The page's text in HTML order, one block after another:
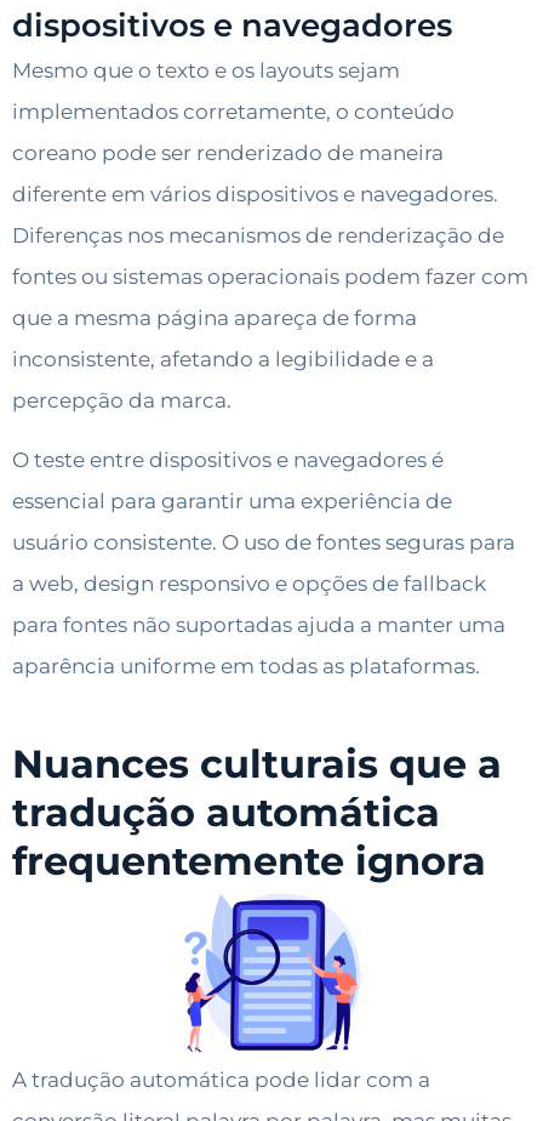
dispositivos e navegadores
Mesmo que o texto e os layouts sejam
implementados corretamente, o conteúdo
coreano pode ser renderizado de maneira
diferente em vários dispositivos e navegadores.
Diferenças nos mecanismos de renderização de
fontes ou sistemas operacionais podem fazer com
que a mesma página apareça de forma
inconsistente, afetando a legibilidade e a
percepção da marca.
O teste entre dispositivos e navegadores é
essencial para garantir uma experiência de
usuário consistente. O uso de fontes seguras para
a web, design responsivo e opções de fallback
para fontes não suportadas ajuda a manter uma
aparência uniforme em todas as plataformas.
Nuances culturais que a
tradução automática
frequentemente ignora
A tradução automática pode lidar com a